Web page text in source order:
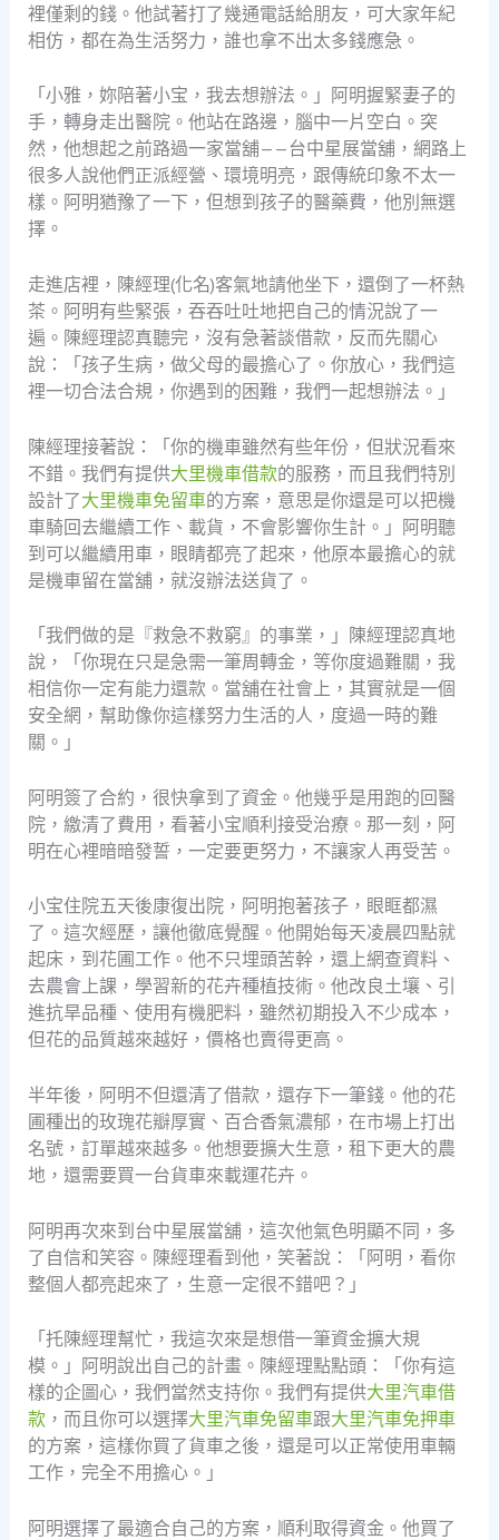
裡僅剩的錢。他試著打了幾通電話給朋友，可大家年紀
相仿，都在為生活努力，誰也拿不出太多錢應急。
「小雅，妳陪著小宝，我去想辦法。」阿明握緊妻子的
手，轉身走出醫院。他站在路邊，腦中一片空白。突
然，他想起之前路過一家當舖——台中星展當舖，網路上
很多人說他們正派經營、環境明亮，跟傳統印象不太一
樣。阿明猶豫了一下，但想到孩子的醫藥費，他別無選
擇。
走進店裡，陳經理(化名)客氣地請他坐下，還倒了一杯熱
茶。阿明有些緊張，吞吞吐吐地把自己的情況說了一
遍。陳經理認真聽完，沒有急著談借款，反而先關心
說：「孩子生病，做父母的最擔心了。你放心，我們這
裡一切合法合規，你遇到的困難，我們一起想辦法。」
陳經理接著說：「你的機車雖然有些年份，但狀況看來
不錯。我們有提供大里機車借款的服務，而且我們特別
設計了大里機車免留車的方案，意思是你還是可以把機
車騎回去繼續工作、載貨，不會影響你生計。」阿明聽
到可以繼續用車，眼睛都亮了起來，他原本最擔心的就
是機車留在當舖，就沒辦法送貨了。
「我們做的是『救急不救窮』的事業，」陳經理認真地
說，「你現在只是急需一筆周轉金，等你度過難關，我
相信你一定有能力還款。當舖在社會上，其實就是一個
安全網，幫助像你這樣努力生活的人，度過一時的難
關。」
阿明簽了合約，很快拿到了資金。他幾乎是用跑的回醫
院，繳清了費用，看著小宝順利接受治療。那一刻，阿
明在心裡暗暗發誓，一定要更努力，不讓家人再受苦。
小宝住院五天後康復出院，阿明抱著孩子，眼眶都濕
了。這次經歷，讓他徹底覺醒。他開始每天凌晨四點就
起床，到花圃工作。他不只埋頭苦幹，還上網查資料、
去農會上課，學習新的花卉種植技術。他改良土壤、引
進抗旱品種、使用有機肥料，雖然初期投入不少成本，
但花的品質越來越好，價格也賣得更高。
半年後，阿明不但還清了借款，還存下一筆錢。他的花
圃種出的玫瑰花瓣厚實、百合香氣濃郁，在市場上打出
名號，訂單越來越多。他想要擴大生意，租下更大的農
地，還需要買一台貨車來載運花卉。
阿明再次來到台中星展當舖，這次他氣色明顯不同，多
了自信和笑容。陳經理看到他，笑著說：「阿明，看你
整個人都亮起來了，生意一定很不錯吧？」
「托陳經理幫忙，我這次來是想借一筆資金擴大規
模。」阿明說出自己的計畫。陳經理點點頭：「你有這
樣的企圖心，我們當然支持你。我們有提供大里汽車借
款，而且你可以選擇大里汽車免留車跟大里汽車免押車
的方案，這樣你買了貨車之後，還是可以正常使用車輛
工作，完全不用擔心。」
阿明選擇了最適合自己的方案，順利取得資金。他買了